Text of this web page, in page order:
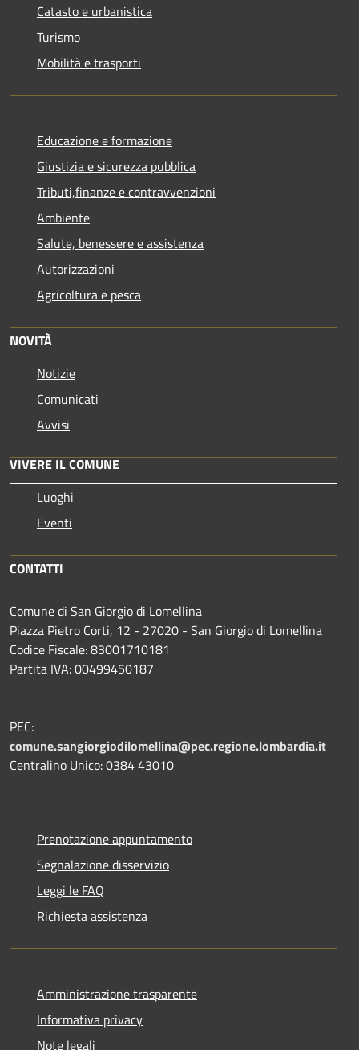
Catasto e urbanistica
Turismo
Mobilità e trasporti
Educazione e formazione
Giustizia e sicurezza pubblica
Tributi,finanze e contravvenzioni
Ambiente
Salute, benessere e assistenza
Autorizzazioni
Agricoltura e pesca
NOVITÀ
Notizie
Comunicati
Avvisi
VIVERE IL COMUNE
Luoghi
Eventi
CONTATTI
Comune di San Giorgio di Lomellina
Piazza Pietro Corti, 12 - 27020 - San Giorgio di Lomellina
Codice Fiscale: 83001710181
Partita IVA: 00499450187
PEC:
comune.sangiorgiodilomellina@pec.regione.lombardia.it
Centralino Unico: 0384 43010
Prenotazione appuntamento
Segnalazione disservizio
Leggi le FAQ
Richiesta assistenza
Amministrazione trasparente
Informativa privacy
Note legali